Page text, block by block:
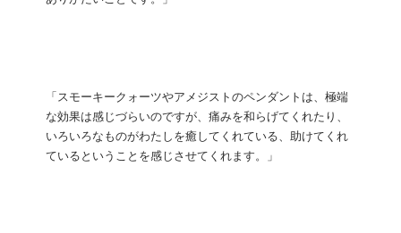
「スモーキークォーツやアメジストのペンダントは、極端
な効果は感じづらいのですが、痛みを和らげてくれたり、
いろいろなものがわたしを癒してくれている、助けてくれ
ているということを感じさせてくれます。」